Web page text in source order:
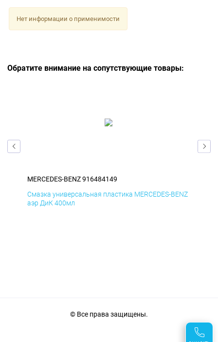
Нет информации о применимости
Обратите внимание на сопутствующие товары:
MERCEDES-BENZ 916484149
Смазка универсальная пластика MERCEDES-BENZ
аэр ДиК 400мл
© Все права защищены.